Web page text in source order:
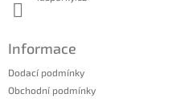
Informace
Dodací podmínky
Obchodní podmínky